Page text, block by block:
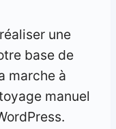
une
base de
marche à
manuel